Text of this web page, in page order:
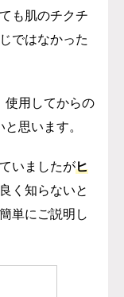
も肌のチクチ
ではなかった
使用してからの
思います。
いましたがヒ
く知らないと
単にご説明し